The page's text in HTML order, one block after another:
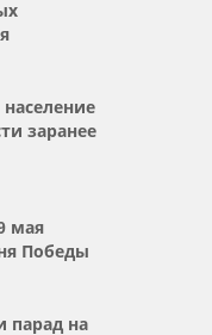
заранее
мая
Победы
парад на